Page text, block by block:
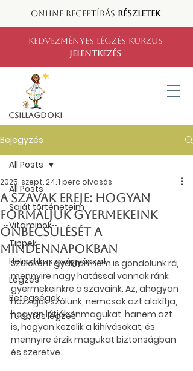
ONLINE RECEPTÍRÁS RÉSZLETEK
KEDVEZMÉNYES LÉGZÉS KURZUS
JELENTKEZÉS
CSILLAGDOKI
Bejegyzés
All Posts
Saját történeteim
Vitaminok
Tippek
Holisztikus gyógyászat
Légzés
Betegségek
Tudatos légzés
All Posts
A szavak ereje: hogyan
formáljuk gyermekeink
önbecsülését a
mindennapokban
2025. szept. 24.1 perc olvasás
Szülőként gyakran nem is gondolunk rá,
mennyire nagy hatással vannak ránk
gyermekeinkre a szavaink. Az, ahogyan
hozzájuk szólunk, nemcsak azt alakítja,
hogyan látják önmagukat, hanem azt
is, hogyan kezelik a kihívásokat, és
mennyire érzik magukat biztonságban
és szeretve.